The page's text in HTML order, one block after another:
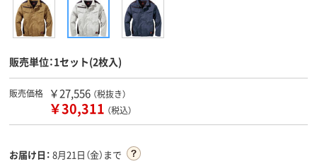
販売単位：1セット(2枚入)
販売価格 ￥27,556 （税抜き）
￥30,311 （税込）
お届け日： 8月21日（金）まで